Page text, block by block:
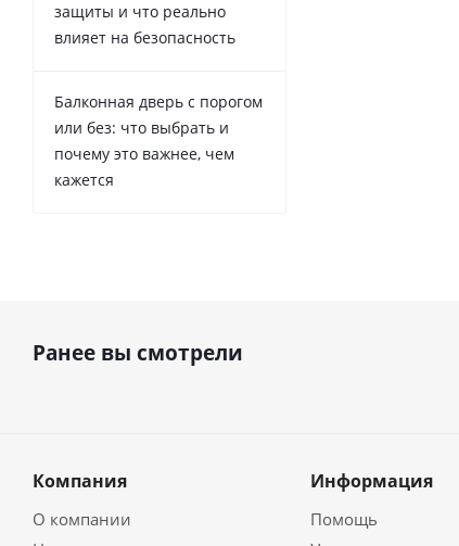
защиты и что реально
влияет на безопасность
Балконная дверь с порогом
или без: что выбрать и
почему это важнее, чем
кажется
Ранее вы смотрели
Компания
О компании
Информация
Помощь